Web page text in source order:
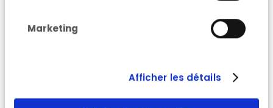
Marketing
Afficher les détails
des appels à projets